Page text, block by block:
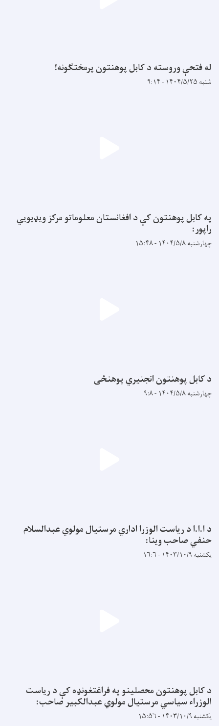
له فتحې وروسته د کابل پوهنتون پرمختګونه!
شنبه ۱۴۰۴/۵/۲۵ - ۹:۱۴
په کابل پوهنتون کې د افغانستان معلوماتو مرکز ویډیويي
راپور:
چهارشنبه ۱۴۰۴/۵/۸ - ۱۵:۴۸
د کابل پوهنتون انجنیري پوهنځی
چهارشنبه ۱۴۰۴/۵/۸ - ۹:۸
د ا.ا.ا د ریاست الوزرا اداري مرستیال مولوي عبدالسلام
حنفي صاحب وینا:
یکشنبه ۱۴۰۳/۱۰/۹ - ۱۶:۶
د کابل پوهنتون محصلینو په فراغتغونډه کې د ریاست
الوزراء سیاسي مرستیال مولوي عبدالکبیر صاحب:
یکشنبه ۱۴۰۳/۱۰/۹ - ۱۵:۵۶